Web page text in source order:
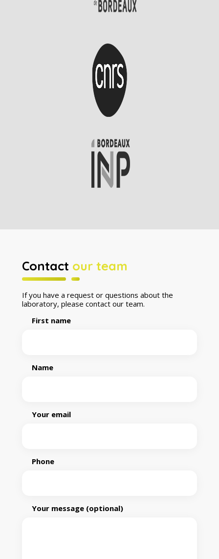
Contact our team
If you have a request or questions about the
laboratory, please contact our team.
First name
Name
Your email
Phone
Your message (optional)